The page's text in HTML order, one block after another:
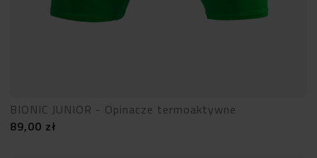
BIONIC JUNIOR - Opinacze termoaktywne
89,00 zł